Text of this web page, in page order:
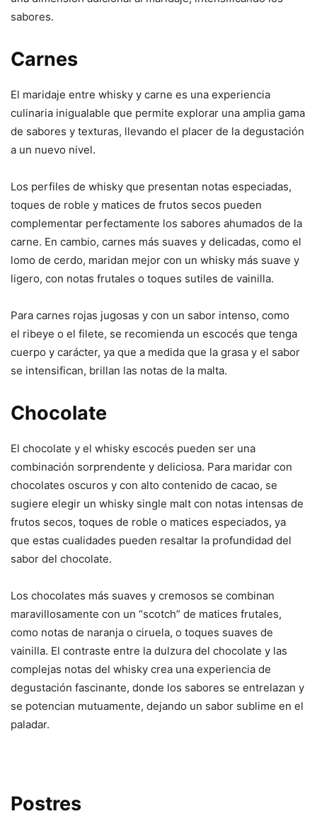
sabores.
Carnes
El maridaje entre whisky y carne es una experiencia
culinaria inigualable que permite explorar una amplia gama
de sabores y texturas, llevando el placer de la degustación
a un nuevo nivel.
Los perfiles de whisky que presentan notas especiadas,
toques de roble y matices de frutos secos pueden
complementar perfectamente los sabores ahumados de la
carne. En cambio, carnes más suaves y delicadas, como el
lomo de cerdo, maridan mejor con un whisky más suave y
ligero, con notas frutales o toques sutiles de vainilla.
Para carnes rojas jugosas y con un sabor intenso, como
el ribeye o el filete, se recomienda un escocés que tenga
cuerpo y carácter, ya que a medida que la grasa y el sabor
se intensifican, brillan las notas de la malta.
Chocolate
El chocolate y el whisky escocés pueden ser una
combinación sorprendente y deliciosa. Para maridar con
chocolates oscuros y con alto contenido de cacao, se
sugiere elegir un whisky single malt con notas intensas de
frutos secos, toques de roble o matices especiados, ya
que estas cualidades pueden resaltar la profundidad del
sabor del chocolate.
Los chocolates más suaves y cremosos se combinan
maravillosamente con un “scotch” de matices frutales,
como notas de naranja o ciruela, o toques suaves de
vainilla. El contraste entre la dulzura del chocolate y las
complejas notas del whisky crea una experiencia de
degustación fascinante, donde los sabores se entrelazan y
se potencian mutuamente, dejando un sabor sublime en el
paladar.
Postres